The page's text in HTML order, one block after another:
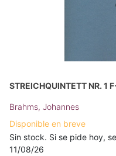
STREICHQUINTETT NR. 1
Brahms, Johannes
Disponible en breve
Sin stock. Si se pide hoy,
11/08/26